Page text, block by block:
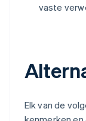
vaste
Elk van de